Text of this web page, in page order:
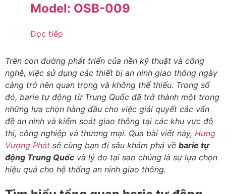
Model: OSB-009
Đọc tiếp
Trên con đường phát triển của nền kỹ thuật và công
nghệ, việc sử dụng các thiết bị an ninh giao thông ngày
càng trở nên quan trọng và không thể thiếu. Trong số
đó, barie tự động từ Trung Quốc đã trở thành một trong
những lựa chọn hàng đầu cho việc giải quyết các vấn
đề an ninh và kiểm soát giao thông tại các khu vực đô
thị, công nghiệp và thương mại. Qua bài viết này, Hưng
Vượng Phát sẽ cùng bạn đi sâu khám phá về barie tự
động Trung Quốc và lý do tại sao chúng là sự lựa chọn
hiệu quả cho hệ thống an ninh giao thông.